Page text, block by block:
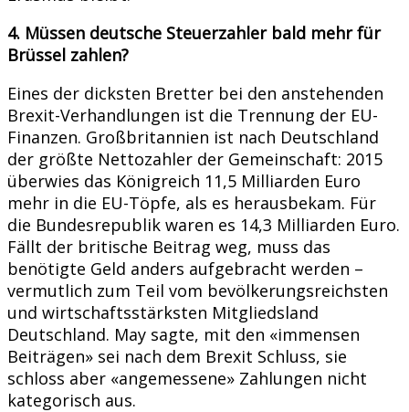
4. Müssen deutsche Steuerzahler bald mehr für
Brüssel zahlen?
Eines der dicksten Bretter bei den anstehenden
Brexit-Verhandlungen ist die Trennung der EU-
Finanzen. Großbritannien ist nach Deutschland
der größte Nettozahler der Gemeinschaft: 2015
überwies das Königreich 11,5 Milliarden Euro
mehr in die EU-Töpfe, als es herausbekam. Für
die Bundesrepublik waren es 14,3 Milliarden Euro.
Fällt der britische Beitrag weg, muss das
benötigte Geld anders aufgebracht werden –
vermutlich zum Teil vom bevölkerungsreichsten
und wirtschaftsstärksten Mitgliedsland
Deutschland. May sagte, mit den «immensen
Beiträgen» sei nach dem Brexit Schluss, sie
schloss aber «angemessene» Zahlungen nicht
kategorisch aus.